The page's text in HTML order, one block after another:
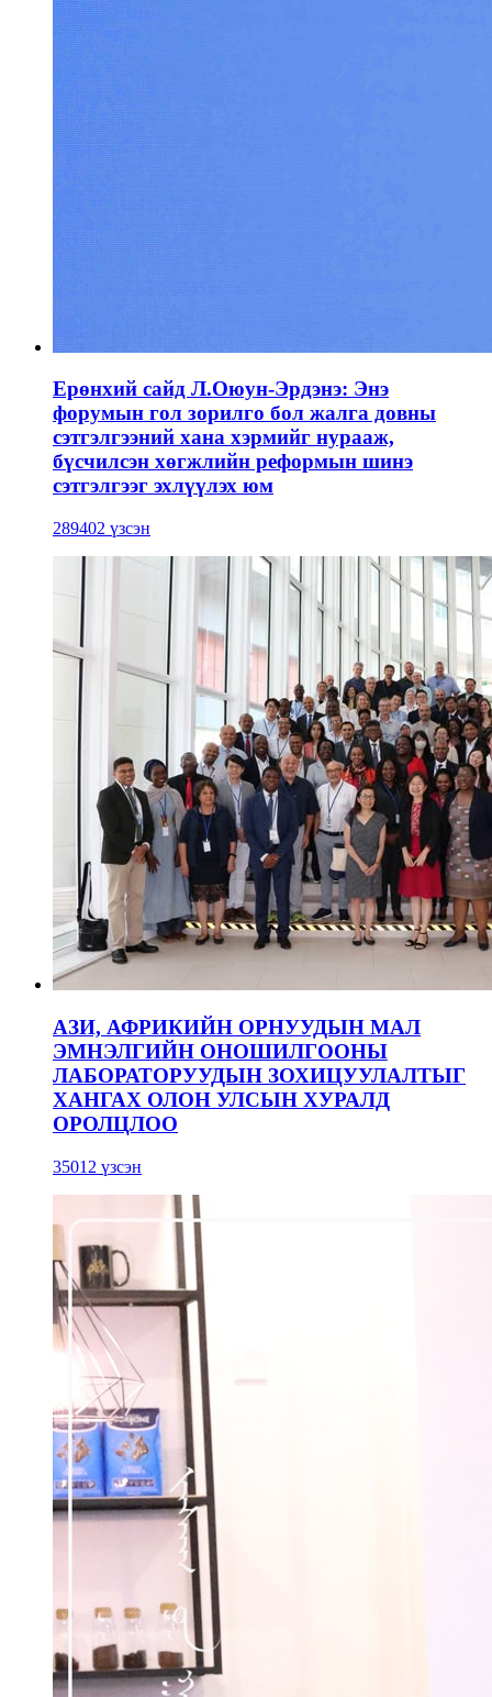
Ерөнхий сайд Л.Оюун-Эрдэнэ: Энэ
форумын гол зорилго бол жалга довны
сэтгэлгээний хана хэрмийг нурааж,
бүсчилсэн хөгжлийн реформын шинэ
сэтгэлгээг эхлүүлэх юм
289402 үзсэн
АЗИ, АФРИКИЙН ОРНУУДЫН МАЛ
ЭМНЭЛГИЙН ОНОШИЛГООНЫ
ЛАБОРАТОРУУДЫН ЗОХИЦУУЛАЛТЫГ
ХАНГАХ ОЛОН УЛСЫН ХУРАЛД
ОРОЛЦЛОО
35012 үзсэн